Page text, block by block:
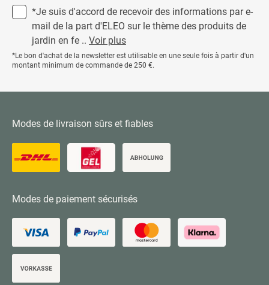
*Je suis d'accord de recevoir des informations par e-
mail de la part d'ELEO sur le thème des produits de
jardin en fe .. Voir plus
*Le bon d'achat de la newsletter est utilisable en une seule fois à partir d'un
montant minimum de commande de 250 €.
Modes de paiement sécurisés
Modes de livraison sûrs et fiables